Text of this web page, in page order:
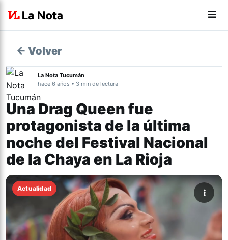
← Volver
La Nota Tucumán
hace 6 años • 3 min de lectura
Una Drag Queen fue
protagonista de la última
noche del Festival Nacional
de la Chaya en La Rioja
Actualidad